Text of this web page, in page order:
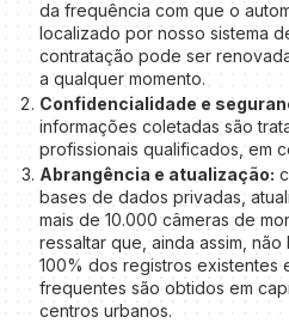
da frequência com que o
localizado por nosso sistema
contratação pode ser
a qualquer momento.
Confidencialidade e
informações coletadas são
profissionais qualificados, em
Abrangência e atualização:
bases de dados privadas,
mais de 10.000 câmeras de
ressaltar que, ainda assim,
100% dos registros existentes
frequentes são obtidos em
centros urbanos.